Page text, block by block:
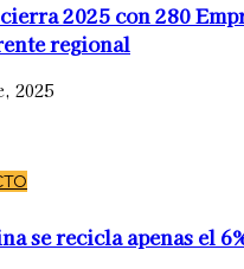
2025 con 280
regional
2025
se recicla apenas el